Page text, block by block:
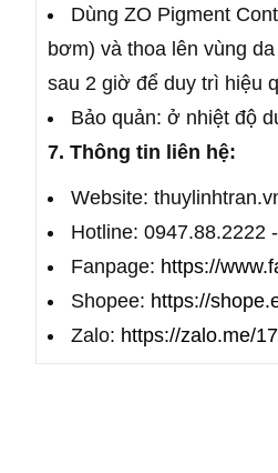
Dùng ZO Pigment
bơm) và thoa lên vùng
sau 2 giờ để duy trì hiệu
Bảo quản: ở nhiệt độ
7. Thông tin liên hệ:
Website:
Hotline: 0947.88.2222
Fanpage: https://
Shopee: https://
Zalo: https://zalo.me/